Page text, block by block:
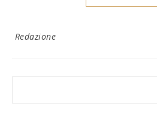
Redazione